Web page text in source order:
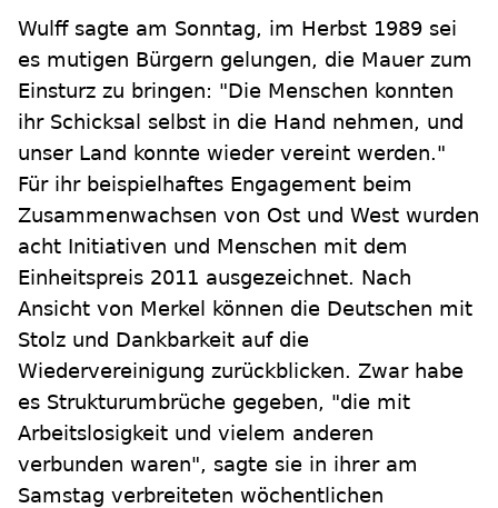
Wulff sagte am Sonntag, im Herbst 1989 sei
es mutigen Bürgern gelungen, die Mauer zum
Einsturz zu bringen: "Die Menschen konnten
ihr Schicksal selbst in die Hand nehmen, und
unser Land konnte wieder vereint werden."
Für ihr beispielhaftes Engagement beim
Zusammenwachsen von Ost und West wurden
acht Initiativen und Menschen mit dem
Einheitspreis 2011 ausgezeichnet. Nach
Ansicht von Merkel können die Deutschen mit
Stolz und Dankbarkeit auf die
Wiedervereinigung zurückblicken. Zwar habe
es Strukturumbrüche gegeben, "die mit
Arbeitslosigkeit und vielem anderen
verbunden waren", sagte sie in ihrer am
Samstag verbreiteten wöchentlichen